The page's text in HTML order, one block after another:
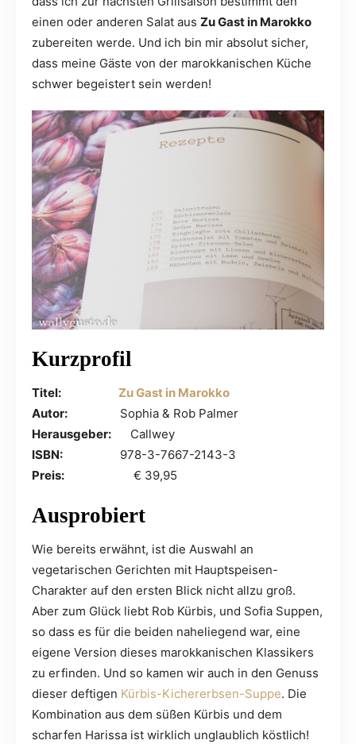
einen oder anderen Salat aus Zu Gast in Marokko
zubereiten werde. Und ich bin mir absolut sicher,
dass meine Gäste von der marokkanischen Küche
schwer begeistert sein werden!
Kurzprofil
Titel: Zu Gast in Marokko
Autor: Sophia & Rob Palmer
Herausgeber: Callwey
ISBN: 978-3-7667-2143-3
Preis:
€ 39,95
Ausprobiert
Wie bereits erwähnt, ist die Auswahl an
vegetarischen Gerichten mit Hauptspeisen-
Charakter auf den ersten Blick nicht allzu groß.
Aber zum Glück liebt Rob Kürbis, und Sofia Suppen,
so dass es für die beiden naheliegend war, eine
eigene Version dieses marokkanischen Klassikers
zu erfinden. Und so kamen wir auch in den Genuss
dieser deftigen Kürbis-Kichererbsen-Suppe. Die
Kombination aus dem süßen Kürbis und dem
scharfen Harissa ist wirklich unglaublich köstlich!